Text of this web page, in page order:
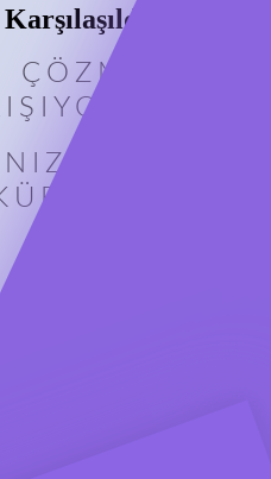
ÇÖZMEK IÇIN
ANLAYIŞ
EDERIZ.